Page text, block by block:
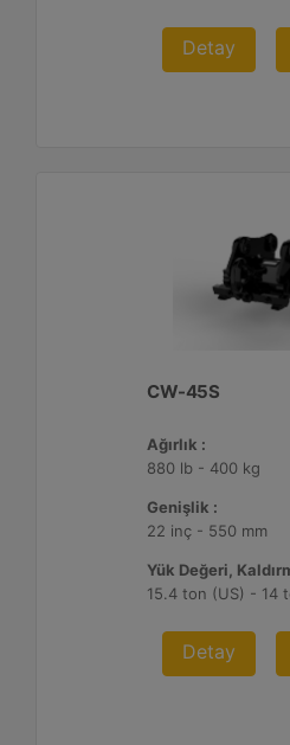
Detay
CW-45S
Ağırlık :
880 lb - 400 kg
Genişlik :
22 inç - 550 mm
Yük Değeri,
15.4 ton (US) - 14
Detay